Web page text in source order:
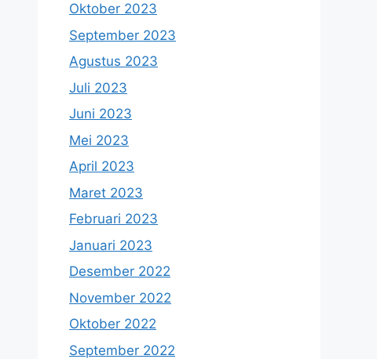
Oktober 2023
September 2023
Agustus 2023
Juli 2023
Juni 2023
Mei 2023
April 2023
Maret 2023
Februari 2023
Januari 2023
Desember 2022
November 2022
Oktober 2022
September 2022